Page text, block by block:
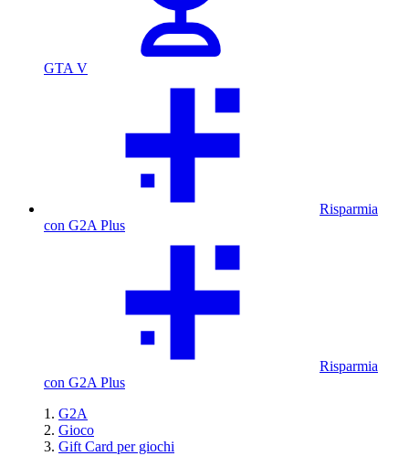
GTA V
Risparmia
con G2A Plus
Risparmia
con G2A Plus
G2A
Gioco
Gift Card per giochi